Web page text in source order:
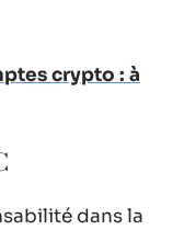
crypto : à
dans la